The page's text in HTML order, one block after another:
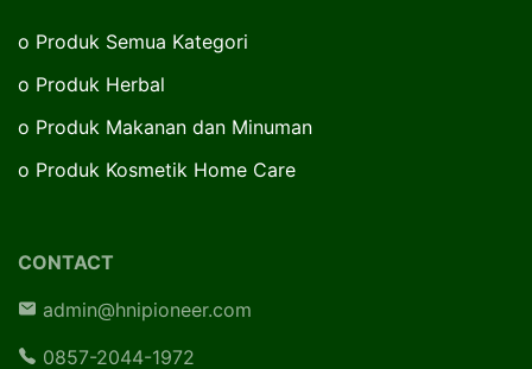
o Produk Semua Kategori
o Produk Herbal
o Produk Makanan dan Minuman
o Produk Kosmetik Home Care
CONTACT
admin@hnipioneer.com
0857-2044-1972